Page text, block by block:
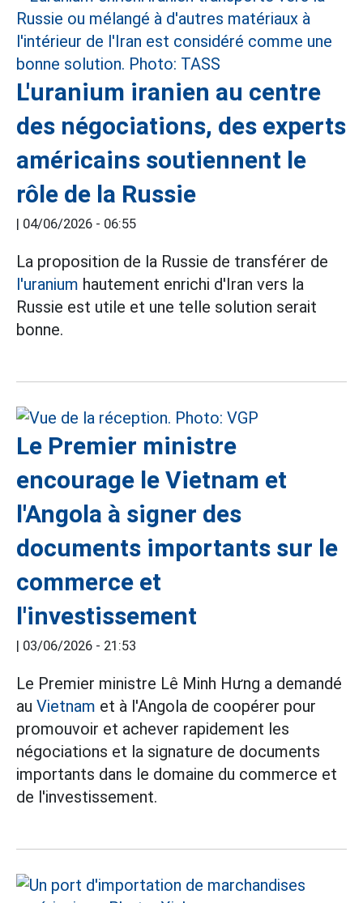
L'uranium iranien au centre
des négociations, des experts
américains soutiennent le
rôle de la Russie
| 04/06/2026 - 06:55
La proposition de la Russie de transférer de
l'uranium hautement enrichi d'Iran vers la
Russie est utile et une telle solution serait
bonne.
Le Premier ministre
encourage le Vietnam et
l'Angola à signer des
documents importants sur le
commerce et
l'investissement
| 03/06/2026 - 21:53
Le Premier ministre Lê Minh Hưng a demandé
au Vietnam et à l'Angola de coopérer pour
promouvoir et achever rapidement les
négociations et la signature de documents
importants dans le domaine du commerce et
de l'investissement.